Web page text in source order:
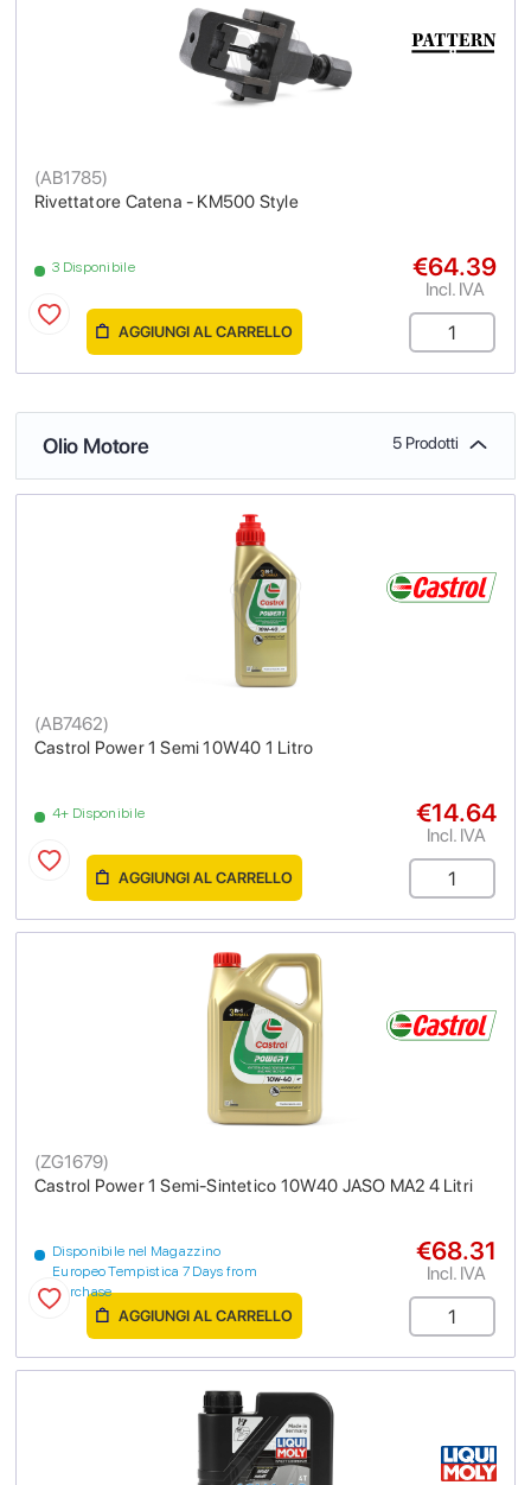
Rivettatore Catena - KM500 Style
(AB1785)
3 Disponibile €64.39
Incl. IVA
AGGIUNGI AL CARRELLO
Olio Motore 5 Prodotti
Castrol Power 1 Semi 10W40 1 Litro
(AB7462)
4+ Disponibile €14.64
Incl. IVA
AGGIUNGI AL CARRELLO
Castrol Power 1 Semi-Sintetico 10W40 JASO MA2 4 Litri
(ZG1679)
Disponibile nel Magazzino
Europeo Tempistica 7 Days from
purchase
€68.31
Incl. IVA
AGGIUNGI AL CARRELLO